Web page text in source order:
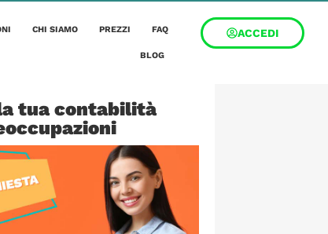
CHI SIAMO PREZZI FAQ
BLOG
ACCEDI
tua contabilità